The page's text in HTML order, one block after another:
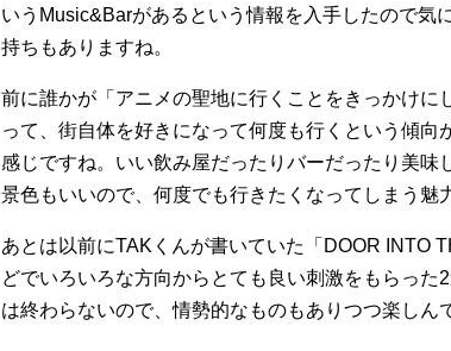
いうMusic&Barがあるという情報を入手したので気
持ちもありますね。
前に誰かが「アニメの聖地に行くことをきっかけに
って、街自体を好きになって何度も行くという傾
感じですね。いい飲み屋だったりバーだったり美味
景色もいいので、何度でも行きたくなってしまう魅
あとは以前にTAKくんが書いていた「DOOR INTO
どでいろいろな方向からとても良い刺激をもらっ
は終わらないので、情勢的なものもありつつ楽しん